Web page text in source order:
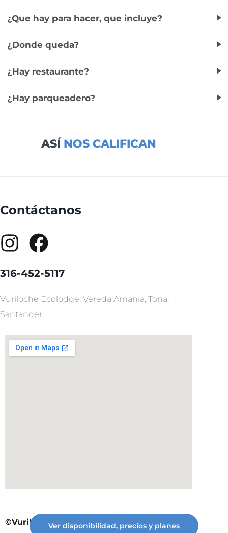
Ver disponibilidad, precios y planes
¿Que hay para hacer, que incluye?
¿Donde queda?
¿Hay restaurante?
¿Hay parqueadero?
ASÍ NOS CALIFICAN
Contáctanos
316-452-5117
Vuriloche Ecolodge, Vereda Arnania, Tona,
Santander.
©Vuriloche desde 2023